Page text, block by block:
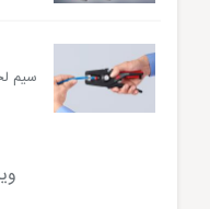
سیم